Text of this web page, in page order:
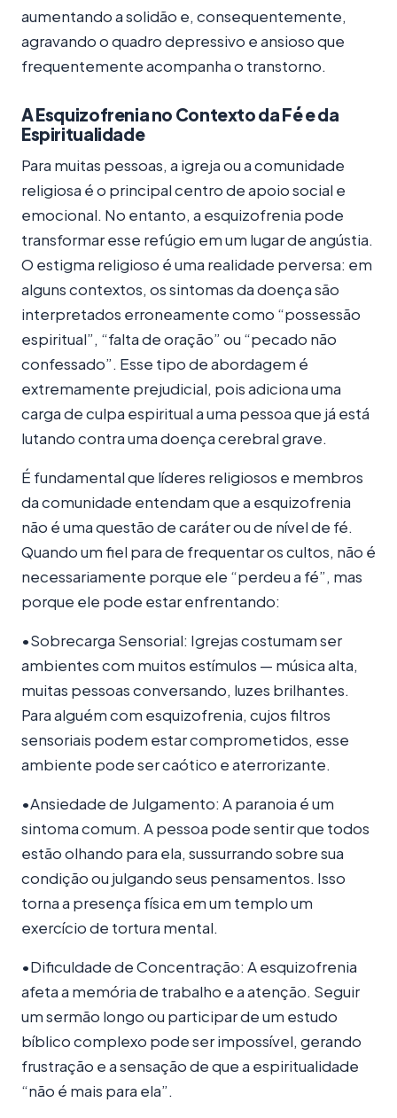
aumentando a solidão e, consequentemente,
agravando o quadro depressivo e ansioso que
frequentemente acompanha o transtorno.
A Esquizofrenia no Contexto da Fé e da
Espiritualidade
Para muitas pessoas, a igreja ou a comunidade
religiosa é o principal centro de apoio social e
emocional. No entanto, a esquizofrenia pode
transformar esse refúgio em um lugar de angústia.
O estigma religioso é uma realidade perversa: em
alguns contextos, os sintomas da doença são
interpretados erroneamente como “possessão
espiritual”, “falta de oração” ou “pecado não
confessado”. Esse tipo de abordagem é
extremamente prejudicial, pois adiciona uma
carga de culpa espiritual a uma pessoa que já está
lutando contra uma doença cerebral grave.
É fundamental que líderes religiosos e membros
da comunidade entendam que a esquizofrenia
não é uma questão de caráter ou de nível de fé.
Quando um fiel para de frequentar os cultos, não é
necessariamente porque ele “perdeu a fé”, mas
porque ele pode estar enfrentando:
•Sobrecarga Sensorial: Igrejas costumam ser
ambientes com muitos estímulos — música alta,
muitas pessoas conversando, luzes brilhantes.
Para alguém com esquizofrenia, cujos filtros
sensoriais podem estar comprometidos, esse
ambiente pode ser caótico e aterrorizante.
•Ansiedade de Julgamento: A paranoia é um
sintoma comum. A pessoa pode sentir que todos
estão olhando para ela, sussurrando sobre sua
condição ou julgando seus pensamentos. Isso
torna a presença física em um templo um
exercício de tortura mental.
•Dificuldade de Concentração: A esquizofrenia
afeta a memória de trabalho e a atenção. Seguir
um sermão longo ou participar de um estudo
bíblico complexo pode ser impossível, gerando
frustração e a sensação de que a espiritualidade
“não é mais para ela”.